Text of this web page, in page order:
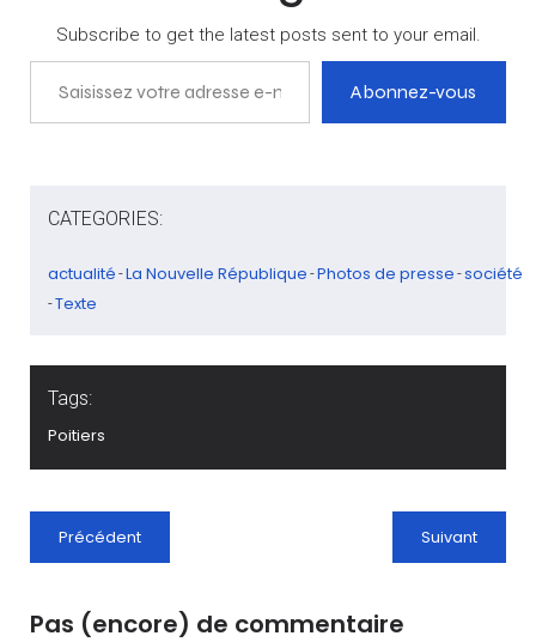
Subscribe to get the latest posts sent to your email.
Saisissez votre adresse e-mail…
Abonnez-vous
CATEGORIES:
actualité -La Nouvelle République -Photos de presse -société
-Texte
Tags:
Poitiers
Précédent Suivant
Pas (encore) de commentaire